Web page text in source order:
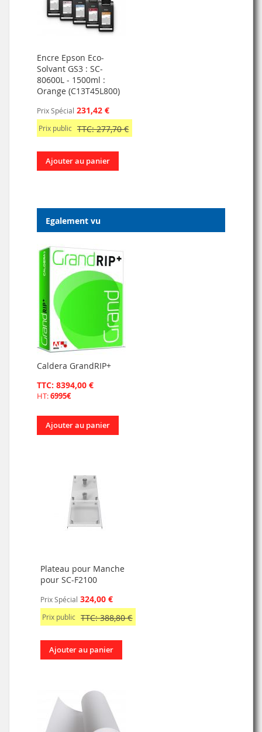
Encre Epson Eco-
Solvant GS3 : SC-
80600L - 1500ml :
Orange (C13T45L800)
Prix Spécial 231,42 €
Prix public TTC: 277,70 €
Ajouter au panier
Egalement vu
Caldera GrandRIP+
TTC: 8394,00 €
HT:6995€
Ajouter au panier
Plateau pour Manche
pour SC-F2100
Prix Spécial 324,00 €
Prix public TTC: 388,80 €
Ajouter au panier